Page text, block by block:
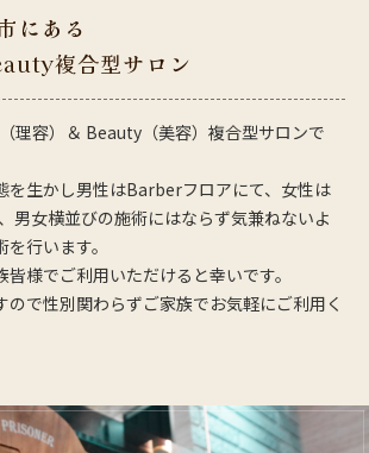
にある
複合型サロン
理容）＆ Beauty（美容）複合型サロンで
を生かし男性はBarberフロアにて、女性は
男女横並びの施術にはならず気兼ねないよ
行います。
様でご利用いただけると幸いです。
ので性別関わらずご家族でお気軽にご利用く